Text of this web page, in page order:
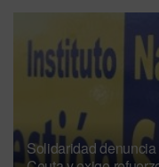
Solidaridad denuncia